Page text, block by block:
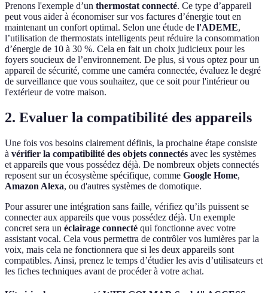
Prenons l'exemple d’un thermostat connecté. Ce type d’appareil
peut vous aider à économiser sur vos factures d’énergie tout en
maintenant un confort optimal. Selon une étude de l'ADEME,
l’utilisation de thermostats intelligents peut réduire la consommation
d’énergie de 10 à 30 %. Cela en fait un choix judicieux pour les
foyers soucieux de l’environnement. De plus, si vous optez pour un
appareil de sécurité, comme une caméra connectée, évaluez le degré
de surveillance que vous souhaitez, que ce soit pour l'intérieur ou
l'extérieur de votre maison.
2. Evaluer la compatibilité des appareils
Une fois vos besoins clairement définis, la prochaine étape consiste
à vérifier la compatibilité des objets connectés avec les systèmes
et appareils que vous possédez déjà. De nombreux objets connectés
reposent sur un écosystème spécifique, comme Google Home,
Amazon Alexa, ou d'autres systèmes de domotique.
Pour assurer une intégration sans faille, vérifiez qu’ils puissent se
connecter aux appareils que vous possédez déjà. Un exemple
concret sera un éclairage connecté qui fonctionne avec votre
assistant vocal. Cela vous permettra de contrôler vos lumières par la
voix, mais cela ne fonctionnera que si les deux appareils sont
compatibles. Ainsi, prenez le temps d’étudier les avis d’utilisateurs et
les fiches techniques avant de procéder à votre achat.